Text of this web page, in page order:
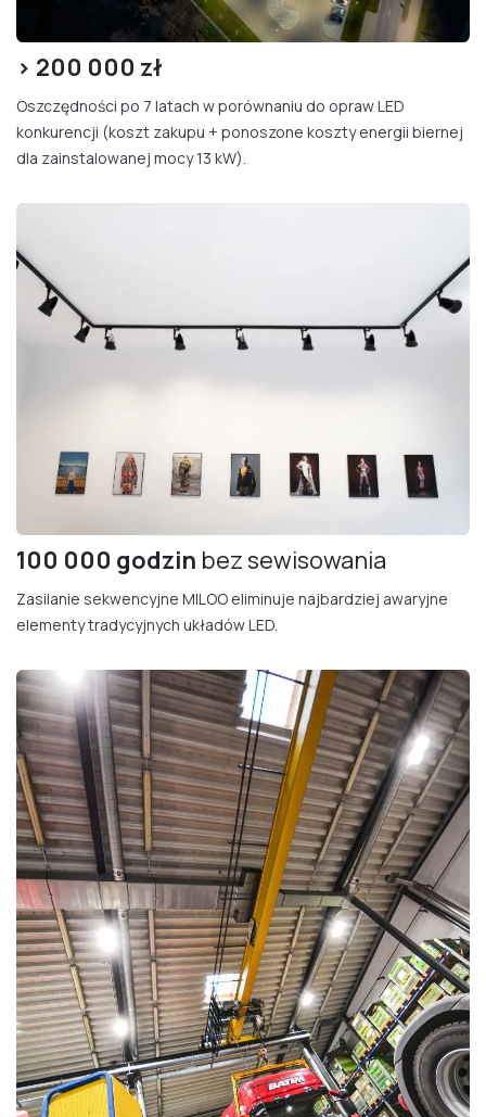
> 200 000 zł
Oszczędności po 7 latach w porównaniu do opraw LED
konkurencji (koszt zakupu + ponoszone koszty energii biernej
dla zainstalowanej mocy 13 kW).
100 000 godzin bez sewisowania
Zasilanie sekwencyjne MILOO eliminuje najbardziej awaryjne
elementy tradycyjnych układów LED.